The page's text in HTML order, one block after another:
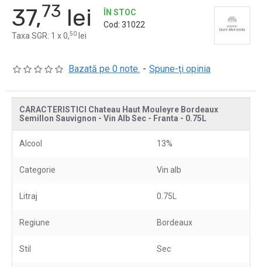
Bazată pe 0 note. - Spune-ţi opinia
37,73 lei
Taxa SGR: 1 x 0,50 lei
ÎN STOC
Cod: 31022
CARACTERISTICI Chateau Haut Mouleyre Bordeaux
Semillon Sauvignon - Vin Alb Sec - Franta - 0.75L
Alcool 13%
Categorie Vin alb
Litraj 0.75L
Regiune Bordeaux
Stil Sec